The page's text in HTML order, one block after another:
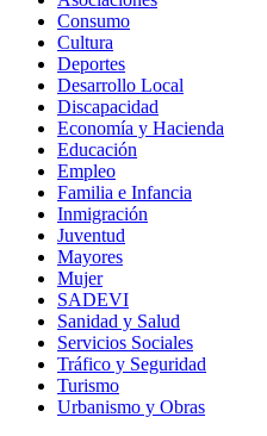
Consumo
Cultura
Deportes
Desarrollo Local
Discapacidad
Economía y Hacienda
Educación
Empleo
Familia e Infancia
Inmigración
Juventud
Mayores
Mujer
SADEVI
Sanidad y Salud
Servicios Sociales
Tráfico y Seguridad
Turismo
Urbanismo y Obras